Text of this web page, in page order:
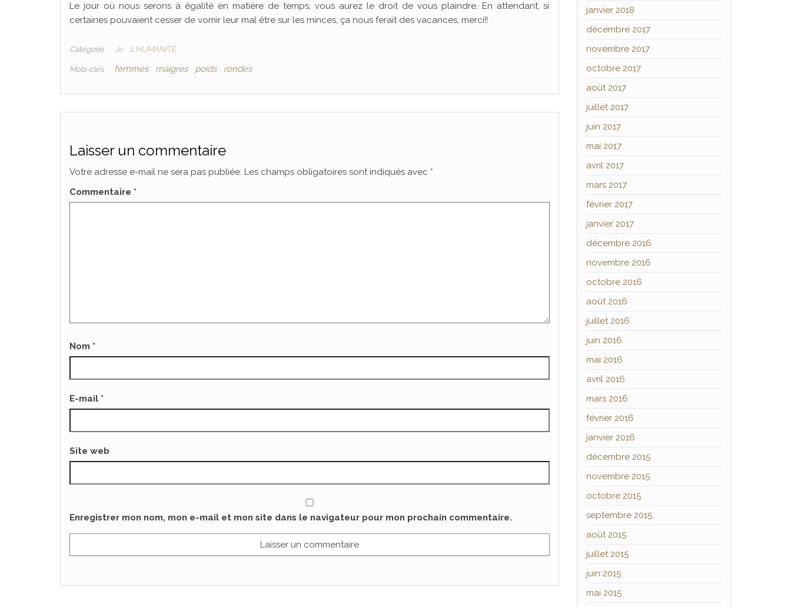
Le jour où nous serons à égalité en matière de temps, vous aurez le droit de vous plaindre. En attendant, si
certaines pouvaient cesser de vomir leur mal être sur les minces, ça nous ferait des vacances, merci!!
Catégorie Je L'HUMANITÉ
Mots-clés femmes maigres poids rondes
Laisser un commentaire
Votre adresse e-mail ne sera pas publiée. Les champs obligatoires sont indiqués avec *
Commentaire *
Nom *
E-mail *
Site web
Enregistrer mon nom, mon e-mail et mon site dans le navigateur pour mon prochain commentaire.
janvier 2018
décembre 2017
novembre 2017
octobre 2017
août 2017
juillet 2017
juin 2017
mai 2017
avril 2017
mars 2017
février 2017
janvier 2017
décembre 2016
novembre 2016
octobre 2016
août 2016
juillet 2016
juin 2016
mai 2016
avril 2016
mars 2016
février 2016
janvier 2016
décembre 2015
novembre 2015
octobre 2015
septembre 2015
août 2015
juillet 2015
juin 2015
mai 2015